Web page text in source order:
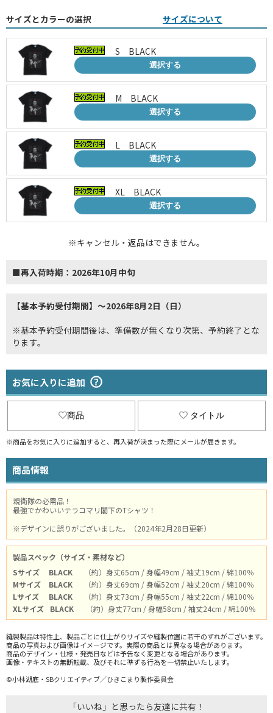
サイズとカラーの選択 サイズについて
S BLACK
選択する
M BLACK
選択する
L BLACK
選択する
XL BLACK
選択する
※キャンセル・返品はできません。
■再入荷時期：2026年10月中旬
【基本予約受付期間】～2026年8月2日（日）
※基本予約受付期間後は、準備数が無くなり次第、予約終了とな
ります。
お気に入りに追加
商品 タイトル
※商品をお気に入りに追加すると、再入荷が決まった際にメールが届きます。
商品情報
親衛隊の必需品！
最強でかわいいテラコマリ閣下のTシャツ！
※デザインに誤りがございました。（2024年2月28日更新）
製品スペック（サイズ・素材など）
Sサイズ
BLACK
（約）身丈65cm / 身幅49cm / 袖丈19cm / 綿100％
Mサイズ
BLACK
（約）身丈69cm / 身幅52cm / 袖丈20cm / 綿100％
Lサイズ
BLACK
（約）身丈73cm / 身幅55cm / 袖丈22cm / 綿100％
XLサイズ
BLACK （約）身丈77cm / 身幅58cm / 袖丈24cm / 綿100％
縫製製品は特性上、製品ごとに仕上がりサイズや縫製位置に若干のずれがございます。
商品の写真および画像はイメージです。実際の商品とは異なる場合があります。
商品のデザイン・仕様・発売日などは予告なく変更となる場合があります。
画像・テキストの無断転載、及びそれに準ずる行為を一切禁止いたします。
©小林湖底・SBクリエイティブ／ひきこまり製作委員会
「いいね」と思ったら友達に共有！